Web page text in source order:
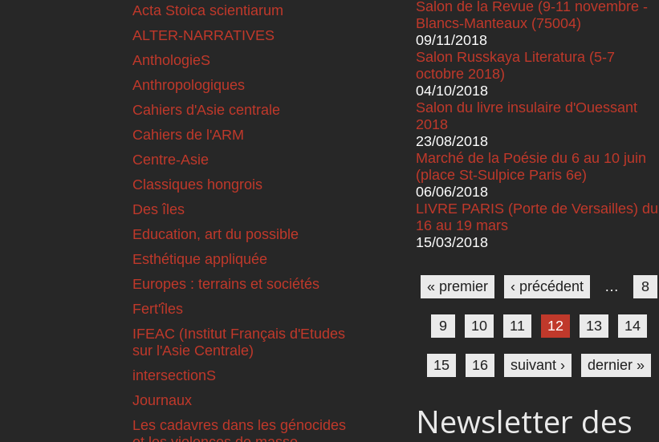
Acta Stoica scientiarum
ALTER-NARRATIVES
AnthologieS
Anthropologiques
Cahiers d'Asie centrale
Cahiers de l'ARM
Centre-Asie
Classiques hongrois
Des îles
Education, art du possible
Esthétique appliquée
Europes : terrains et sociétés
Fert'îles
IFEAC (Institut Français d'Etudes
sur l'Asie Centrale)
intersectionS
Journaux
Les cadavres dans les génocides
Salon de la Revue (9-11 novembre -
Blancs-Manteaux (75004)
09/11/2018
Salon Russkaya Literatura (5-7
octobre 2018)
04/10/2018
Salon du livre insulaire d'Ouessant
2018
23/08/2018
Marché de la Poésie du 6 au 10 juin
(place St-Sulpice Paris 6e)
06/06/2018
LIVRE PARIS (Porte de Versailles) du
16 au 19 mars
15/03/2018
Pages
« premier ‹ précédent … 8
9 10 11 12 13 14
15 16 suivant › dernier »
Newsletter des